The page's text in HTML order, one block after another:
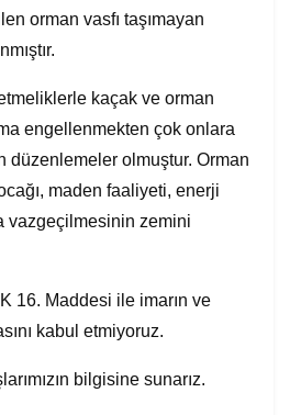
orman vasfı taşımayan
kaçak ve orman
engellenmekten çok onlara
düzenlemeler olmuştur. Orman
maden faaliyeti, enerji
vazgeçilmesinin zemini
16. Maddesi ile imarın ve
kabul etmiyoruz.
bilgisine sunarız.